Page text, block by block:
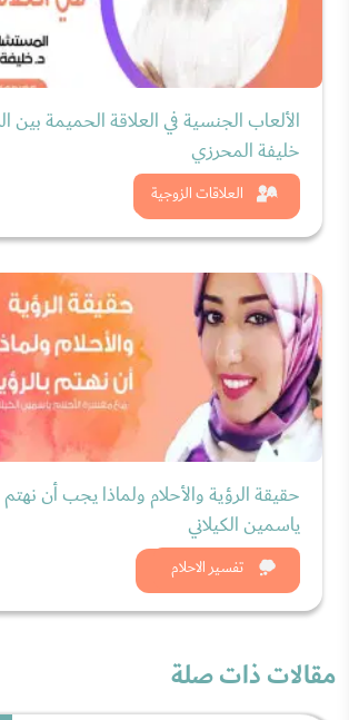
العلاقات الزوجية
الألعاب الجنسية في العلاقة الحميمة بين
خليفة المحرزي
شاهد الان
تفسير الاحلام
حقيقة الرؤية والأحلام ولماذا يجب أن نهتم
ياسمين الكيلاني
شاهد الان
مقالات ذات صلة